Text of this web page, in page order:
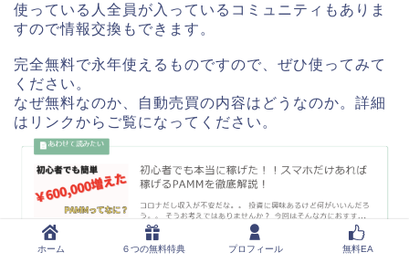
使っている人全員が入っているコミュニティもありま
すので情報交換もできます。
完全無料で永年使えるものですので、ぜひ使ってみて
ください。
なぜ無料なのか、自動売買の内容はどうなのか。詳細
はリンクからご覧になってください。
ホーム ６つの無料特典 プロフィール 無料EA